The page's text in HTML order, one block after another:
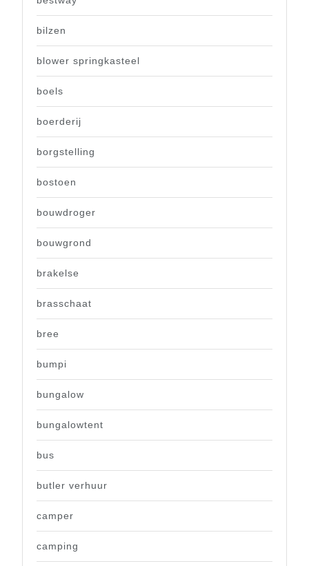
bilzen
blower springkasteel
boels
boerderij
borgstelling
bostoen
bouwdroger
bouwgrond
brakelse
brasschaat
bree
bumpi
bungalow
bungalowtent
bus
butler verhuur
camper
camping